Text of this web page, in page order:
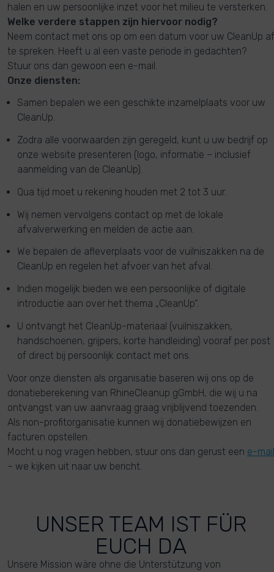
halen en uw persoonlijke inzet voor het milieu te versterken.
Welke verdere stappen zijn hiervoor nodig?
Neem contact met ons op om een datum voor uw CleanUp af
te spreken. Heeft u al een vaste periode in gedachten?
Stuur ons dan gewoon een e-mail.
Onze diensten:
Samen bepalen we een geschikte inzamelplaats voor uw
CleanUp.
Zodra alle voorwaarden zijn geregeld, kunt u uw bedrijf op
onze website presenteren (logo, informatie – inclusief
aanmelding van de CleanUp).
Qua tijd moet u rekening houden met 2 tot 3 uur.
Wij nemen vervolgens contact op met de lokale
afvalverwerking en melden de actie aan.
We bepalen de afleverplaats voor de vuilniszakken na de
CleanUp en regelen het afvoer van het afval.
Indien mogelijk bieden we een persoonlijke of digitale
introductie aan over het thema „CleanUp“.
U ontvangt het CleanUp-materiaal (vuilniszakken,
handschoenen, grijpers, korte handleiding) vooraf per post
of direct bij persoonlijk contact met ons.
Voor onze diensten als organisatie baseren wij ons op de
donatieberekening van RhineCleanup gGmbH, die wij u na
ontvangst van uw aanvraag graag vrijblijvend toezenden.
Als non-profitorganisatie kunnen wij donatiebewijzen en
facturen opstellen.
Mocht u nog vragen hebben, stuur ons dan gerust een e-mail
– we kijken uit naar uw bericht.
UNSER TEAM IST FÜR
EUCH DA
Unsere Mission wäre ohne die Unterstützung von